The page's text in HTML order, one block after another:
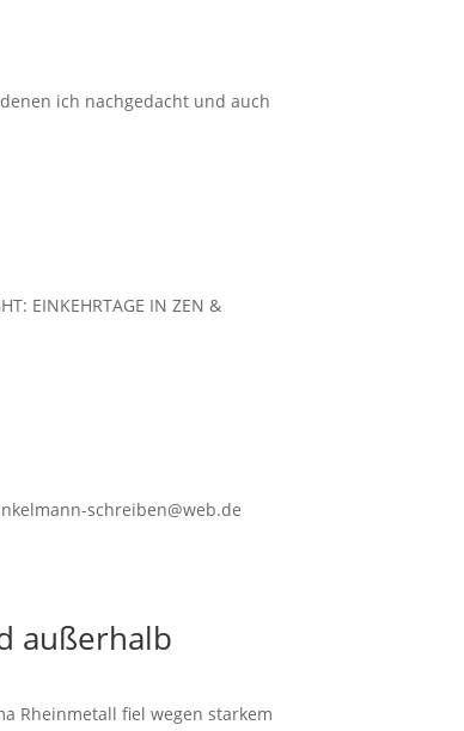
ich nachgedacht und auch
EINKEHRTAGE IN ZEN &
schreiben@web.de
außerhalb
Rheinmetall fiel wegen starkem